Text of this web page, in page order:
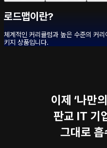
로드맵이란?
체계적인 커리큘럼과 높은 수준의 커
키지 상품입니다.
이제 ‘나만
판교 IT 기
그대로